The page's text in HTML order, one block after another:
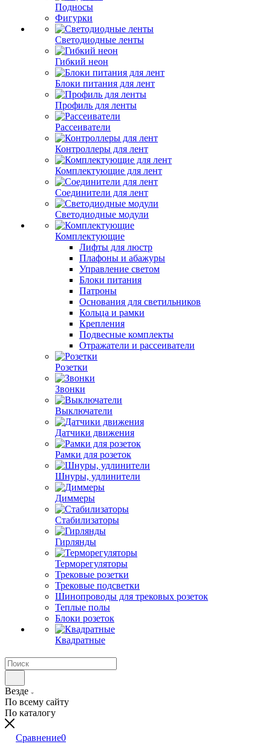
Подносы
Фигурки
Светодиодные ленты
Гибкий неон
Блоки питания для лент
Профиль для ленты
Рассеиватели
Контроллеры для лент
Комплектующие для лент
Соединители для лент
Светодиодные модули
Комплектующие
Лифты для люстр
Плафоны и абажуры
Управление светом
Блоки питания
Патроны
Основания для светильников
Кольца и рамки
Крепления
Подвесные комплекты
Отражатели и рассеиватели
Розетки
Звонки
Выключатели
Датчики движения
Рамки для розеток
Шнуры, удлинители
Диммеры
Стабилизаторы
Гирлянды
Терморегуляторы
Трековые розетки
Трековые подсветки
Шинопроводы для трековых розеток
Теплые полы
Блоки розеток
Квадратные
Везде
По всему сайту
По каталогу
Сравнение0